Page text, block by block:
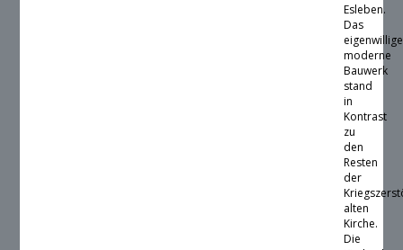
Esleben.
Das
eigenwillige
moderne
Bauwerk
stand
in
Kontrast
zu
den
Resten
der
alten
Kirche.
Die